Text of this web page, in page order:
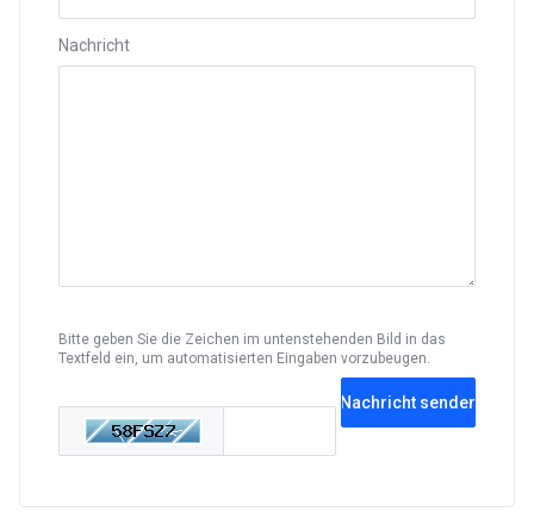
Nachricht
Bitte geben Sie die Zeichen im untenstehenden Bild in das
Textfeld ein, um automatisierten Eingaben vorzubeugen.
Nachricht senden